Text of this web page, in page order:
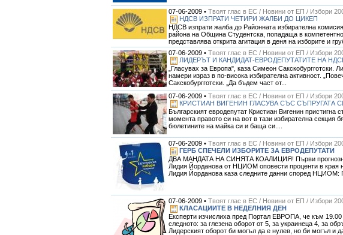
07-06-2009 • Твоят глас в ЕС / Новини от ЕП / Избори
НДСВ ИЗПРАТИ ЧЕТИРИ ЖАЛБИ ДО ЦИКЕП
НДСВ изпрати жалба до Районната избирателна
района на Община Студентска, попадаща в
представлява открита агитация в деня на изборите и
07-06-2009 • Твоят глас в ЕС / Новини от ЕП / Избори
ЛИДЕРЪТ И КАНДИДАТ-ЕВРОДЕПУТАТИТЕ НА
„Гласувах за Европа", каза Симеон
намери израз в по-висока избирателна активност.
Сакскобургготски. „Да бъдем част от...
07-06-2009 • Твоят глас в ЕС / Новини от ЕП / Избори
КРИСТИАН ВИГЕНИН ГЛАСУВА СЪС СЪПРУГАТА
Българският евродепутат Кристиан Вигенин
момента правото си на вот в тази избирателна секция
бюлетините на майка си и баща си....
07-06-2009 • Твоят глас в ЕС / Новини от ЕП / Избори
ГЕРБ СПЕЧЕЛИ ИЗБОРИТЕ ЗА ЕВРОДЕПУТАТИ
ДВА МАНДАТА НА СИНЯТА КОАЛИЦИЯ! Първи прогнозни
Лидия Йорданова от НЦИОМ оповести проценти в края
Лидия Йорданова каза следните данни според НЦИОМ:
07-06-2009 • Твоят глас в ЕС / Новини от ЕП / Избори
КЛАСАЦИИТЕ В НЕДЕЛНИЯ ДЕН
Експерти изчислиха пред Портал ЕВРОПА, че към 19.00
следното: за глезена оборот от 5, за украинеца 4, за
Лидерският оборот би могъл да е нулев, но би могъл и да